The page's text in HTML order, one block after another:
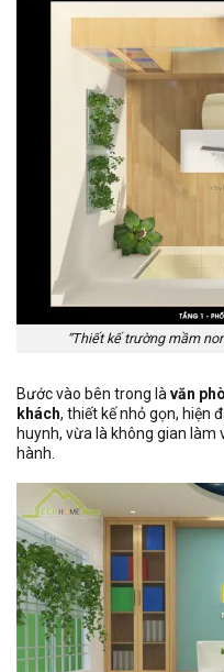
“Thiết kế trường mầm
Bước vào bên trong là văn
khách, thiết kế nhỏ gọn, hiện
huynh, vừa là không gian làm
hành.